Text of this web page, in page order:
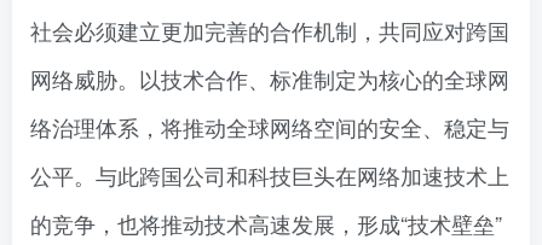
社会必须建立更加完善的合作机制，共同应对跨国
网络威胁。以技术合作、标准制定为核心的全球网
络治理体系，将推动全球网络空间的安全、稳定与
公平。与此跨国公司和科技巨头在网络加速技术上
的竞争，也将推动技术高速发展，形成“技术壁垒”